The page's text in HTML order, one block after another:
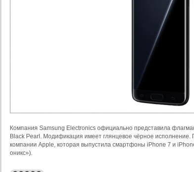
Компания Samsung Electronics официально представила
Black Pearl. Модификация имеет глянцевое чёрное исполнение.
компании Apple, которая выпустила смартфоны iPhone 7 и
оникс»).